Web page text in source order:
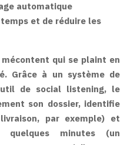
automatique
et de réduire les
mécontent qui se plaint en
Grâce à un système de
de social listening, le
son dossier, identifie
par exemple) et
minutes (un